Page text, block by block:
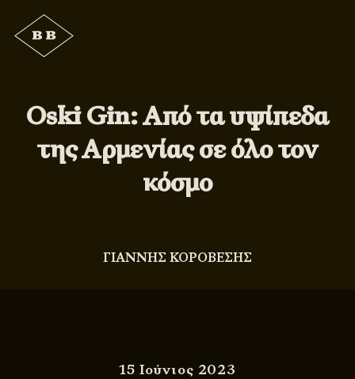
Oski Gin: Από τα υψίπεδα
της Αρμενίας σε όλο τον
κόσμο
ΓΙΑΝΝΗΣ ΚΟΡΟΒΕΣΗΣ
15 Ιούνιος 2023